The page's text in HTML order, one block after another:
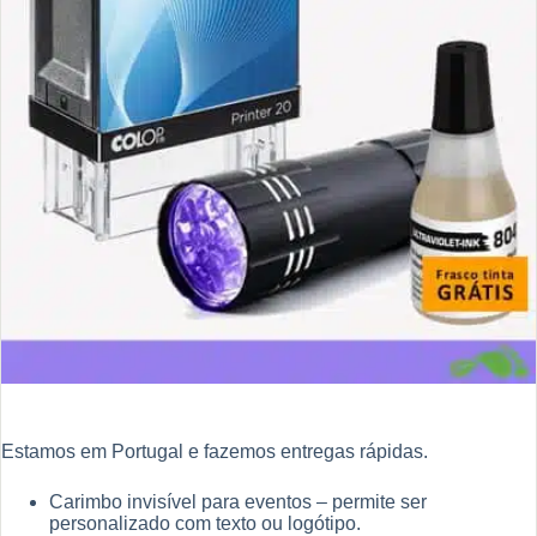
Estamos em Portugal e fazemos entregas rápidas.
Carimbo invisível para eventos – permite ser
personalizado com texto ou logótipo.